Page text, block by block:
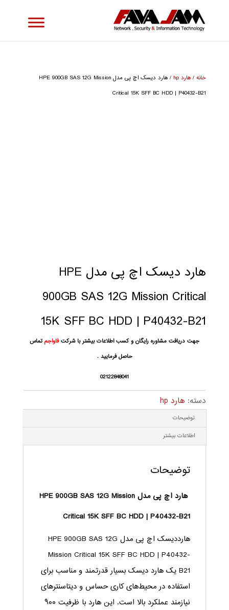
خانه/ هارد hp
/ هارد دیسک اچ پی مدل HPE 900GB SAS 12G Mission
Critical 15K SFF BC HDD | P40432-B21
هارد دیسک اچ پی مدل HPE
900GB SAS 12G Mission Critical
15K SFF BC HDD | P40432-B21
جهت دریافت مشاوره رایگان و کسب اطلاعات بیشتر با شرکتفاواجم تماس
حاصل فرمایید .
02122848041
دسته: هارد hp
توضیحات
اطلاعات بیشتر
توضیحات
هارد اچ پی مدل HPE 900GB SAS 12G Mission
Critical 15K SFF BC HDD | P40432-B21
هارددیسک اچ پی مدل HPE 900GB SAS 12G
Mission Critical 15K SFF BC HDD | P40432-
B21 یک هارد دیسک بسیار قدرتمند و مناسب برای
استفاده در محیط‌های کاری حساس و دیتاسنترهای
نیازمند عملکرد بالا است. این هارد با ظرفیت ۹۰۰